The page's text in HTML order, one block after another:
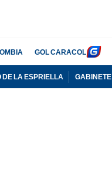
GOL CARACOL
LA ESPRIELLA GABINETE